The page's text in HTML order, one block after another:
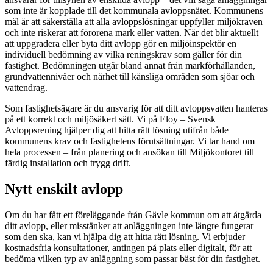
som inte är kopplade till det kommunala avloppsnätet. Kommunens
mål är att säkerställa att alla avloppslösningar uppfyller miljökraven
och inte riskerar att förorena mark eller vatten. När det blir aktuellt
att uppgradera eller byta ditt avlopp gör en miljöinspektör en
individuell bedömning av vilka reningskrav som gäller för din
fastighet. Bedömningen utgår bland annat från markförhållanden,
grundvattennivåer och närhet till känsliga områden som sjöar och
vattendrag.
Som fastighetsägare är du ansvarig för att ditt avloppsvatten hanteras
på ett korrekt och miljösäkert sätt. Vi på Eloy – Svensk
Avloppsrening hjälper dig att hitta rätt lösning utifrån både
kommunens krav och fastighetens förutsättningar. Vi tar hand om
hela processen – från planering och ansökan till Miljökontoret till
färdig installation och trygg drift.
Nytt enskilt avlopp
Om du har fått ett föreläggande från Gävle kommun om att åtgärda
ditt avlopp, eller misstänker att anläggningen inte längre fungerar
som den ska, kan vi hjälpa dig att hitta rätt lösning. Vi erbjuder
kostnadsfria konsultationer, antingen på plats eller digitalt, för att
bedöma vilken typ av anläggning som passar bäst för din fastighet.